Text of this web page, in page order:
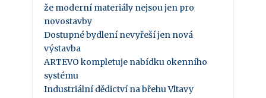
že moderní materiály nejsou jen pro
novostavby
Dostupné bydlení nevyřeší jen nová
výstavba
ARTEVO kompletuje nabídku okenního
systému
Industriální dědictví na břehu Vltavy